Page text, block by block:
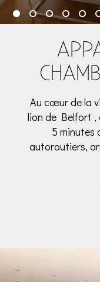
Au cœur de la
lion de Belfort ,
5 minutes
autoroutiers,